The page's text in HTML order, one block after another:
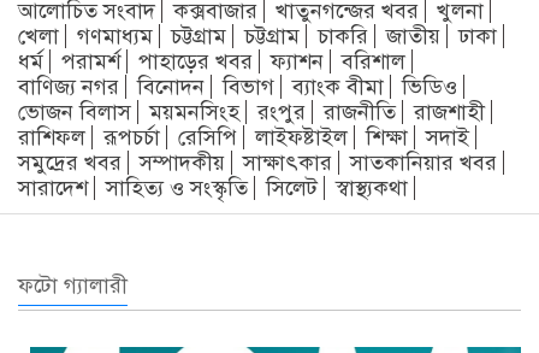
আলোচিত সংবাদ
কক্সবাজার খাতুনগন্জের খবর
খুলনা
খেলা
গণমাধ্যম চট্টগ্রাম চট্টগ্রাম চাকরি জাতীয়
ঢাকা
ধর্ম
পরামর্শ পাহাড়ের খবর ফ্যাশন
বরিশাল
বাণিজ্য নগর
বিনোদন বিভাগ ব্যাংক বীমা
ভিডিও
ভোজন বিলাস
ময়মনসিংহ রংপুর রাজনীতি
রাজশাহী
রাশিফল
রূপচর্চা রেসিপি লাইফষ্টাইল শিক্ষা
সদাই
সমুদ্রের খবর
সম্পাদকীয় সাক্ষাৎকার
সাতকানিয়ার খবর
সারাদেশ
সাহিত্য ও সংস্কৃতি সিলেট স্বাস্থ্যকথা
ফটো গ্যালারী